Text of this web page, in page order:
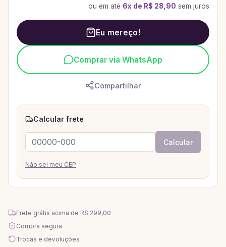
ou em até 6x de R$ 28,90 sem juros
Eu mereço!
Comprar via WhatsApp
Compartilhar
Calcular frete
Calcular
Não sei meu CEP
Frete grátis acima de R$ 299,00
Compra segura
Trocas e devoluções